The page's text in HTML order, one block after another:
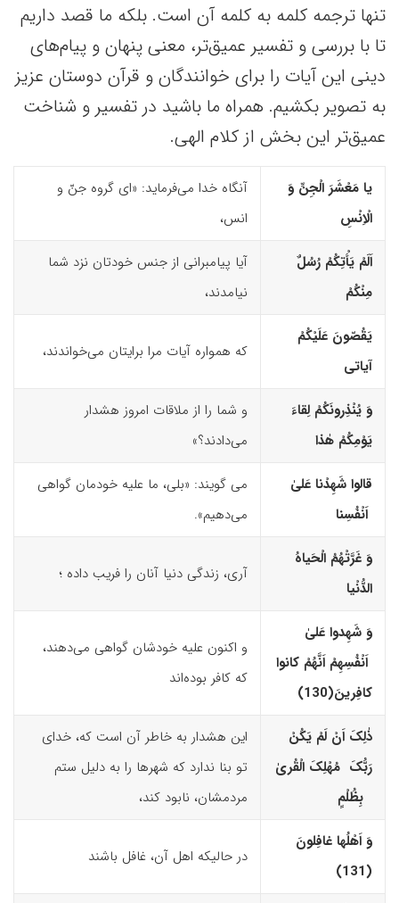
تنها ترجمه کلمه به کلمه آن است. بلکه ما قصد داریم
تا با بررسی و تفسیر عمیق‌تر، معنی پنهان و پیام‌های
دینی این آیات را برای خوانندگان و قرآن دوستان عزیز
به تصویر بکشیم. همراه ما باشید در تفسیر و شناخت
عمیق‌تر این بخش از کلام الهی.
یا مَعْشَرَ الْجِنِّ وَ
الْاِنْسِ
آنگاه خدا می‌فرماید: «ای گروه جنّ و
انس،
اَلَمْ یَأْتِکُمْ رُسُلٌ
مِنْکُمْ
آیا پیامبرانی از جنس خودتان نزد شما
نیامدند،
یَقُصّونَ عَلَیْکُمْ
آیاتى
که همواره آیات مرا برایتان می‌خواندند،
وَ یُنْذِرونَکُمْ لِقاءَ
یَوْمِکُمْ هٰذا
و شما را از ملاقات امروز هشدار
می‌دادند؟»
قالوا شَهِدْنا عَلیٰ
اَنْفُسِنا
می ‌گویند: «بلی، ما علیه خودمان گواهی
می‌دهیم».
وَ غَرَّتْهُمُ الْحَیاهُ
الدُّنْیا
آری، زندگی دنیا آنان را فریب داده ؛
وَ شَهِدوا عَلیٰ
اَنْفُسِهِمْ اَنَّهُمْ کانوا
کافِرینَ(130)‏
و اکنون علیه خودشان گواهی می‌دهند،
که کافر بوده‌اند
ذٰلِکَ اَنْ لَمْ یَکُنْ
رَبُّکَ مُهْلِکَ الْقُریٰ
بِظُلْمٍ
این هشدار به خاطر آن است که، خدای
تو بنا ندارد که شهرها را به دلیل ستم
مردمشان، نابود کند،
وَ اَهْلُها غافِلونَ
(131)
در حالیکه اهل آن، غافل باشند